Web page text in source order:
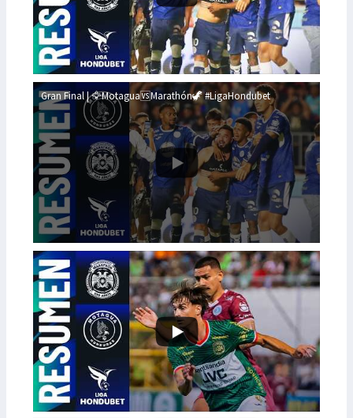
Gran Final | 🦅Motagua🆚Marathón🦖 #LigaHondubet